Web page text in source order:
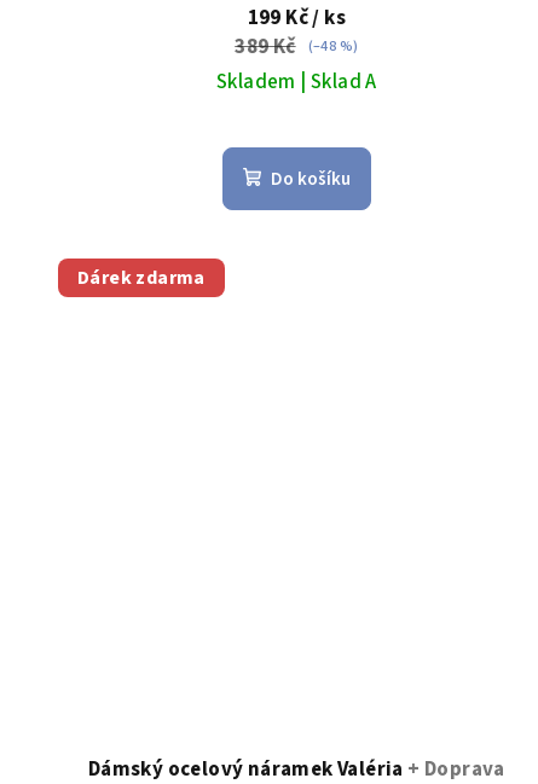
199 Kč/ ks
389 Kč
(–48 %)
Skladem | Sklad A
Do košíku
Dárek zdarma
Dámský ocelový náramek Valéria + Doprava